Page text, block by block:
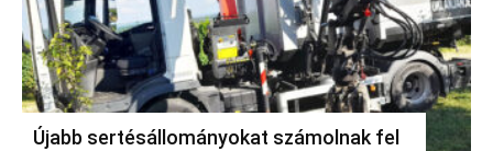
Újabb sertésállományokat számolnak fel